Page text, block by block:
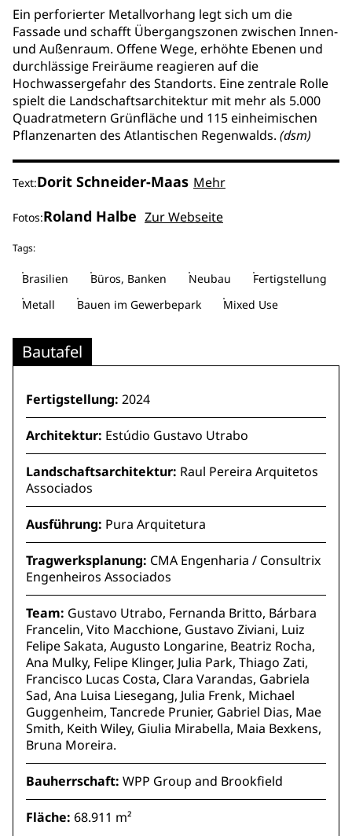
Ein perforierter Metallvorhang legt sich um die
Fassade und schafft Übergangszonen zwischen Innen-
und Außenraum. Offene Wege, erhöhte Ebenen und
durchlässige Freiräume reagieren auf die
Hochwassergefahr des Standorts. Eine zentrale Rolle
spielt die Landschaftsarchitektur mit mehr als 5.000
Quadratmetern Grünfläche und 115 einheimischen
Pflanzenarten des Atlantischen Regenwalds. (dsm)
Text:Dorit Schneider-Maas Mehr
Fotos:Roland Halbe Zur Webseite
Tags:
Brasilien Büros, Banken Neubau
Fertigstellung
Metall
Bauen im Gewerbepark Mixed Use
Bautafel
Fertigstellung: 2024
Architektur: Estúdio Gustavo Utrabo
Landschaftsarchitektur: Raul Pereira Arquitetos
Associados
Ausführung: Pura Arquitetura
Tragwerksplanung: CMA Engenharia / Consultrix
Engenheiros Associados
Team: Gustavo Utrabo, Fernanda Britto, Bárbara
Francelin, Vito Macchione, Gustavo Ziviani, Luiz
Felipe Sakata, Augusto Longarine, Beatriz Rocha,
Ana Mulky, Felipe Klinger, Julia Park, Thiago Zati,
Francisco Lucas Costa, Clara Varandas, Gabriela
Sad, Ana Luisa Liesegang, Julia Frenk, Michael
Guggenheim, Tancrede Prunier, Gabriel Dias, Mae
Smith, Keith Wiley, Giulia Mirabella, Maia Bexkens,
Bruna Moreira.
Bauherrschaft: WPP Group and Brookfield
Fläche: 68.911 m²